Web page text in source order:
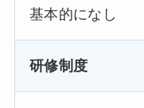
基本的になし
研修制度